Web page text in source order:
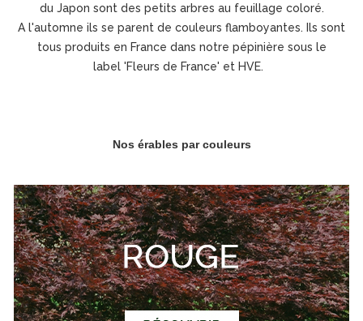
du Japon sont des petits arbres au feuillage coloré.
A l'automne ils se parent de couleurs flamboyantes. Ils sont
tous produits en France dans notre pépinière sous le
label 'Fleurs de France' et HVE.
Nos érables par couleurs